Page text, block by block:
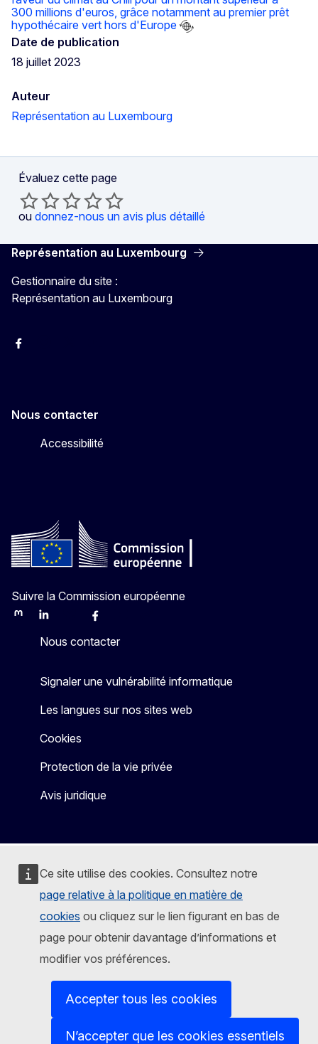
Ce site utilise des cookies. Consultez notre
page relative à la politique en matière de
cookies ou cliquez sur le lien figurant en bas de
page pour obtenir davantage d’informations et
modifier vos préférences.
Accepter tous les cookies
N’accepter que les cookies essentiels
300 millions d'euros, grâce notamment au premier prêt
hypothécaire vert hors d'Europe
Date de publication
18 juillet 2023
Auteur
Représentation au Luxembourg
Évaluez cette page
ou donnez-nous un avis plus détaillé
Représentation au Luxembourg
Gestionnaire du site :
Représentation au Luxembourg
Facebook
Nous contacter
Accessibilité
Suivre la Commission européenne
MastodonLinkedInBlueskyFacebook
Nous contacter
Signaler une vulnérabilité informatique
Les langues sur nos sites web
Cookies
Protection de la vie privée
Avis juridique